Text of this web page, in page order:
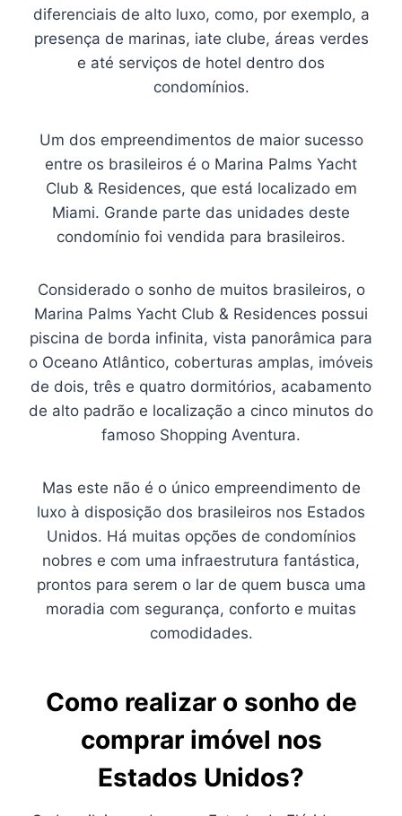
diferenciais de alto luxo, como, por exemplo, a
presença de marinas, iate clube, áreas verdes
e até serviços de hotel dentro dos
condomínios.
Um dos empreendimentos de maior sucesso
entre os brasileiros é o Marina Palms Yacht
Club & Residences, que está localizado em
Miami. Grande parte das unidades deste
condomínio foi vendida para brasileiros.
Considerado o sonho de muitos brasileiros, o
Marina Palms Yacht Club & Residences possui
piscina de borda infinita, vista panorâmica para
o Oceano Atlântico, coberturas amplas, imóveis
de dois, três e quatro dormitórios, acabamento
de alto padrão e localização a cinco minutos do
famoso Shopping Aventura.
Mas este não é o único empreendimento de
luxo à disposição dos brasileiros nos Estados
Unidos. Há muitas opções de condomínios
nobres e com uma infraestrutura fantástica,
prontos para serem o lar de quem busca uma
moradia com segurança, conforto e muitas
comodidades.
Como realizar o sonho de
comprar imóvel nos
Estados Unidos?